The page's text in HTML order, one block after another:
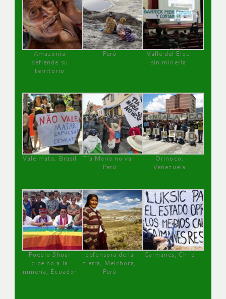
Amazonía
defiende su
territorio
Perú
Valle del Elqui
sin minería.
Vale mata, Brasil
Tía María no va !
Perú
Orinoco,
Venezuela
Pueblo Shuar
dice no a la
minería, Ecuador
defensora de la
tierra, Melchora,
Perú
Caimanes, Chile